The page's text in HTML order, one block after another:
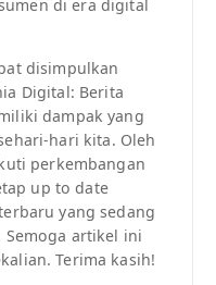
di era digital
disimpulkan
Digital: Berita
dampak yang
hari kita. Oleh
perkembangan
up to date
yang sedang
artikel ini
Terima kasih!